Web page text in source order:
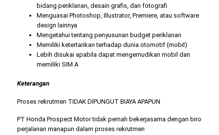
bidang periklanan, desain grafis, dan fotografi
Menguasai Photoshop, Illustrator, Premiere, atau software
design lainnya
Mengetahui tentang penyusunan budget periklanan
Memiliki ketertarikan terhadap dunia otomotif (mobil)
Lebih disukai apabila dapat mengemudikan mobil dan
memiliki SIM A
Keterangan
Proses rekrutmen TIDAK DIPUNGUT BIAYA APAPUN
PT Honda Prospect Motor tidak pernah bekerjasama dengan biro
perjalanan manapun dalam proses rekrutmen